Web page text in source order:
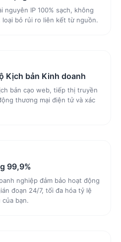
nguyên IP 100% sạch, không
loại bỏ rủi ro liên kết từ nguồn.
Kịch bản Kinh doanh
bản cạo web, tiếp thị truyền
thương mại điện tử và xác
99,9%
nghiệp đảm bảo hoạt động
đoạn 24/7, tối đa hóa tỷ lệ
bạn.